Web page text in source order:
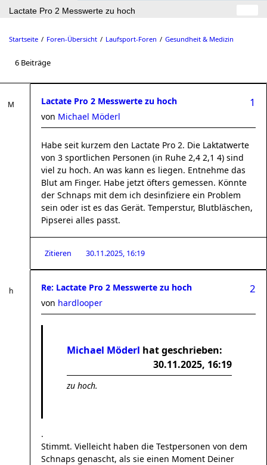
Lactate Pro 2 Messwerte zu hoch
Startseite Foren-Übersicht Laufsport-Foren Gesundheit & Medizin
6 Beiträge
Lactate Pro 2 Messwerte zu hoch 1
von Michael Möderl
Habe seit kurzem den Lactate Pro 2. Die Laktatwerte
von 3 sportlichen Personen (in Ruhe 2,4 2,1 4) sind
viel zu hoch. An was kann es liegen. Entnehme das
Blut am Finger. Habe jetzt öfters gemessen. Könnte
der Schnaps mit dem ich desinfiziere ein Problem
sein oder ist es das Gerät. Temperstur, Blutbläschen,
Pipserei alles passt.
Zitieren 30.11.2025, 16:19
Re: Lactate Pro 2 Messwerte zu hoch 2
von hardlooper
Michael Möderl hat geschrieben:
30.11.2025, 16:19
zu hoch.
.
Stimmt. Vielleicht haben die Testpersonen von dem
Schnaps genascht, als sie einen Moment Deiner